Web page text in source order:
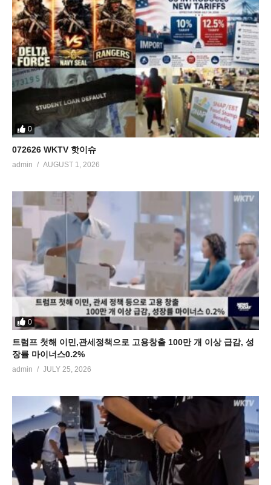
0
072626 WKTV 핫이슈
admin AUGUST 1, 2026
0
트럼프 첫해 이민,관세정책으로 고용창출 100만 개 이상 급감, 성
장률 마이너스0.2%
admin JULY 25, 2026